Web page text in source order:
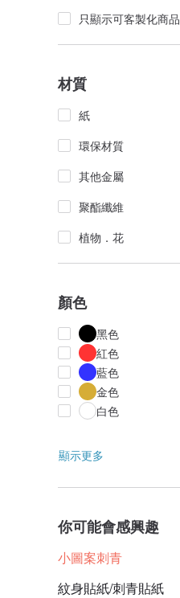
只顯示可客製化商品
材質
紙
環保材質
其他金屬
聚酯纖維
植物．花
顏色
黑色
紅色
藍色
金色
白色
顯示更多
你可能會感興趣
小圖案刺青
紋身貼紙/刺青貼紙